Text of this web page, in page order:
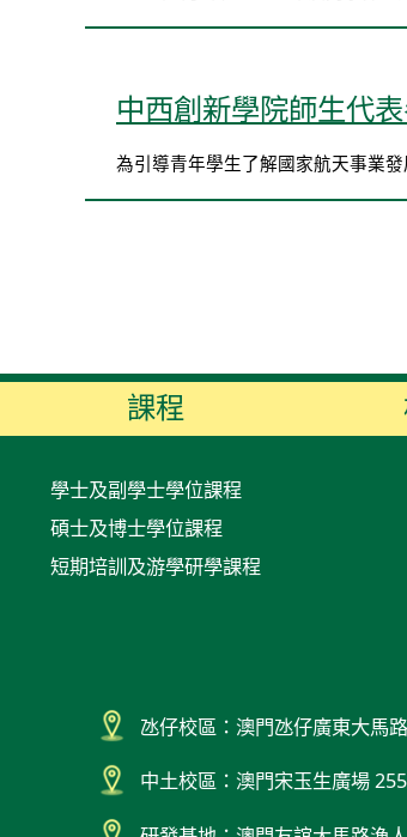
中西創新學院師生代
為引導青年學生了解國家航天事業
課程
學士及副學士學位課程
碩士及博士學位課程
短期培訓及游學研學課程
氹仔校區：澳門氹仔廣東大馬
中土校區：澳門宋玉生廣場